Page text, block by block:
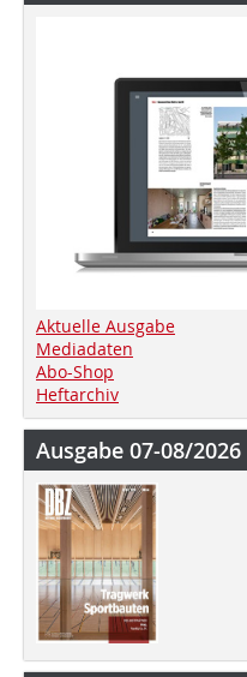
Aktuelle Ausgabe
Mediadaten
Abo-Shop
Heftarchiv
Ausgabe 07-08/2026